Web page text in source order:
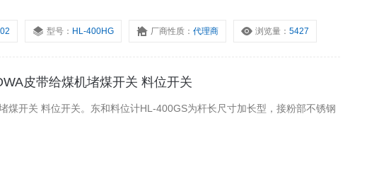
型号： HL-400HG 厂商性质：代理商 浏览量：5427
皮带给煤机堵煤开关 料位开关
煤开关 料位开关。东和料位计HL-400GS为杆长尺寸加长型，接粉部不锈钢